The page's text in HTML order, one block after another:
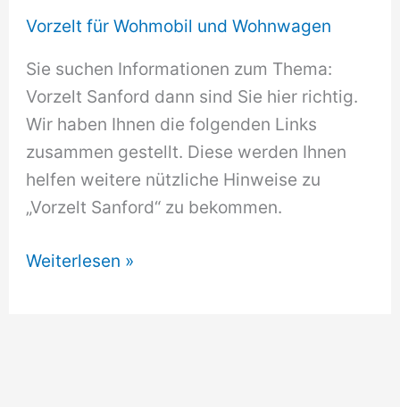
Vorzelt für Wohmobil und Wohnwagen
Sie suchen Informationen zum Thema:
Vorzelt Sanford dann sind Sie hier richtig.
Wir haben Ihnen die folgenden Links
zusammen gestellt. Diese werden Ihnen
helfen weitere nützliche Hinweise zu
„Vorzelt Sanford“ zu bekommen.
Vorzelt
Weiterlesen »